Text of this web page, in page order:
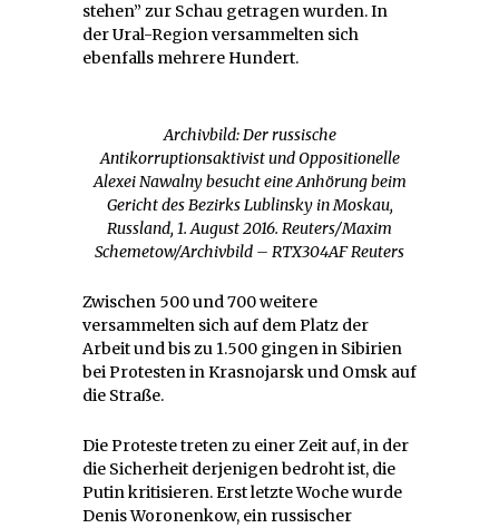
stehen” zur Schau getragen wurden. In
der Ural-Region versammelten sich
ebenfalls mehrere Hundert.
Archivbild: Der russische
Antikorruptionsaktivist und Oppositionelle
Alexei Nawalny besucht eine Anhörung beim
Gericht des Bezirks Lublinsky in Moskau,
Russland, 1. August 2016. Reuters/Maxim
Schemetow/Archivbild – RTX304AF Reuters
Zwischen 500 und 700 weitere
versammelten sich auf dem Platz der
Arbeit und bis zu 1.500 gingen in Sibirien
bei Protesten in Krasnojarsk und Omsk auf
die Straße.
Die Proteste treten zu einer Zeit auf, in der
die Sicherheit derjenigen bedroht ist, die
Putin kritisieren. Erst letzte Woche wurde
Denis Woronenkow, ein russischer